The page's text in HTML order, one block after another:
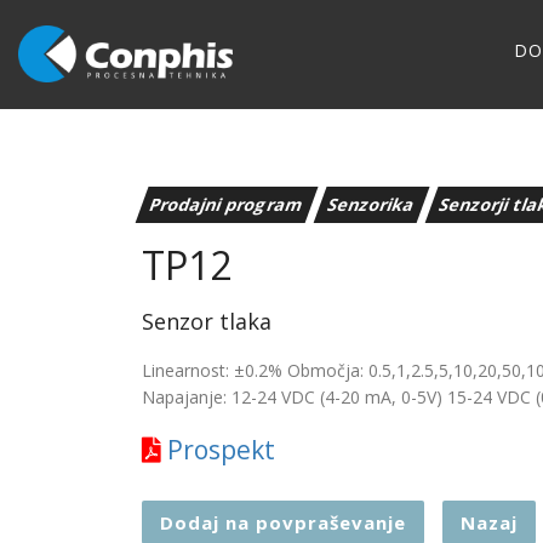
Prodajni program Senzorika Senzorji
TP12
Senzor tlaka
Linearnost: ±0.2% Območja:
Napajanje: 12-24 VDC (4-20 mA, 0-5V) 15-24 VDC
Prospekt
Dodaj na povpraševanje Nazaj